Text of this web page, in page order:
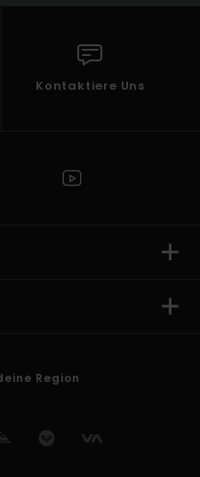
Kontaktiere Uns
Region